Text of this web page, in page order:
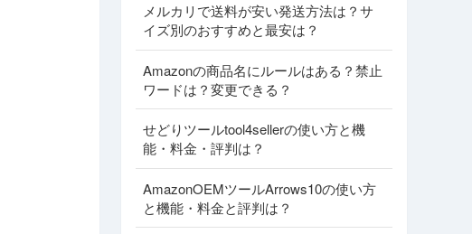
メルカリで送料が安い発送方法は？サ
イズ別のおすすめと最安は？
Amazonの商品名にルールはある？禁止
ワードは？変更できる？
せどりツールtool4sellerの使い方と機
能・料金・評判は？
AmazonOEMツールArrows10の使い方
と機能・料金と評判は？